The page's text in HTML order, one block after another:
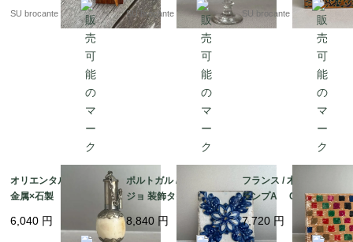
SU brocante SU brocante SU brocante
オリエンタル香水瓶
金属×石製
6,040 円
ポルトガル / アズレー
ジョ 装飾タイル
8,840 円
フランス / 木箱入りト
ランプA CATELスタ
ンプ マルチカラー
モザイク柄
7,720 円